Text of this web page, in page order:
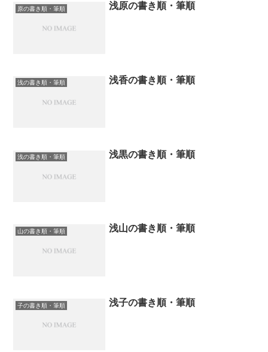
原の書き順・筆順 浅原の書き順・筆順
浅の書き順・筆順 浅香の書き順・筆順
浅の書き順・筆順 浅黒の書き順・筆順
山の書き順・筆順 浅山の書き順・筆順
子の書き順・筆順 浅子の書き順・筆順